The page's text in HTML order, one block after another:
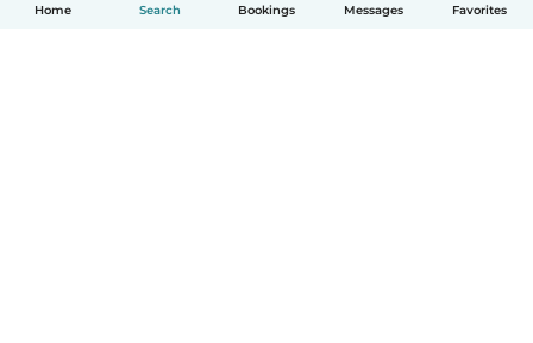
Home Search Bookings Messages Favorites